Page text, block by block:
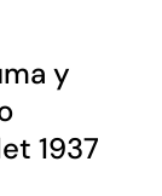
y
1937